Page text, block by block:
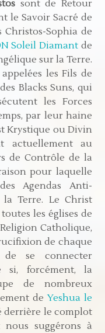
sont de Retour
le Savoir Sacré de
Christos-Sophia de
Soleil Diamant de
sur la Terre.
les Fils de
Blacks Suns, qui
les Forces
par leur haine
Krystique ou Divin
actuellement au
de Contrôle de la
pour laquelle
Agendas Anti-
Terre. Le Christ
les églises de
Catholique,
de chaque
de se connecter
si, forcément, la
de nombreux
deYeshua le
derrière le complot
suggérons à